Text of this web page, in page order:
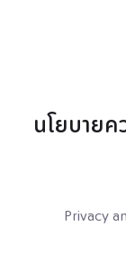
นโยบาย
Privacy